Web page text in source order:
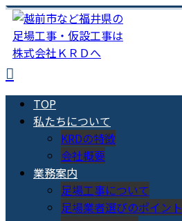
TOP
私たちについて
KRDの特徴
会社概要
業務案内
足場工事について
足場業者選びのポイント